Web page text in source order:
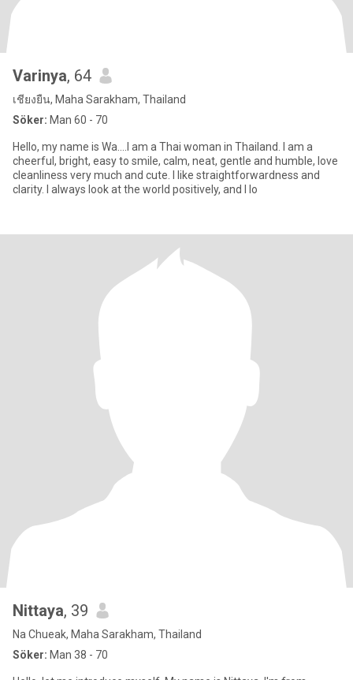
Varinya, 64
เชียงยืน, Maha Sarakham, Thailand
Söker: Man 60 - 70
Hello, my name is Wa....I am a Thai woman in Thailand. I am a
cheerful, bright, easy to smile, calm, neat, gentle and humble, love
cleanliness very much and cute. I like straightforwardness and
clarity. I always look at the world positively, and I lo
Nittaya, 39
Na Chueak, Maha Sarakham, Thailand
Söker: Man 38 - 70